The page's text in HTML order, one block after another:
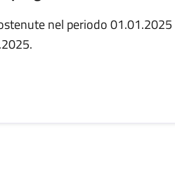
nel periodo 01.01.2025